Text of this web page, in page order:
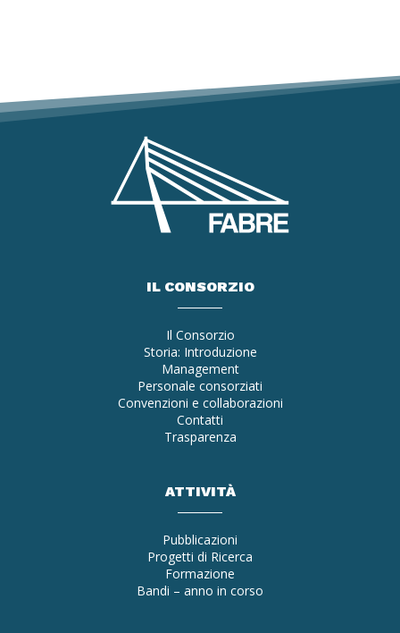
IL CONSORZIO
Il Consorzio
Storia: Introduzione
Management
Personale consorziati
Convenzioni e collaborazioni
Contatti
Trasparenza
ATTIVITÀ
Pubblicazioni
Progetti di Ricerca
Formazione
Bandi – anno in corso